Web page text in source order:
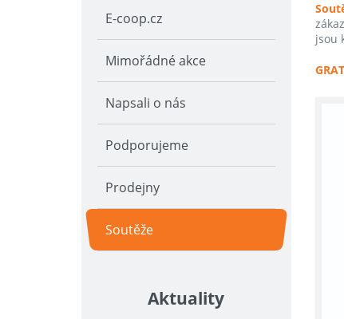
jsou
E-coop.cz
Mimořádné akce
Napsali o nás
Podporujeme
Prodejny
Soutěže
Aktuality